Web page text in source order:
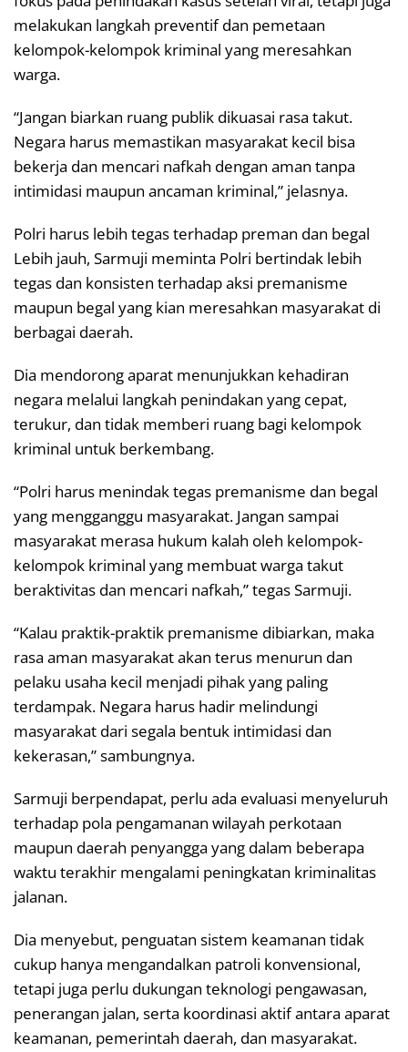
melakukan langkah preventif dan pemetaan
kelompok-kelompok kriminal yang meresahkan
warga.
“Jangan biarkan ruang publik dikuasai rasa takut.
Negara harus memastikan masyarakat kecil bisa
bekerja dan mencari nafkah dengan aman tanpa
intimidasi maupun ancaman kriminal,” jelasnya.
Polri harus lebih tegas terhadap preman dan begal
Lebih jauh, Sarmuji meminta Polri bertindak lebih
tegas dan konsisten terhadap aksi premanisme
maupun begal yang kian meresahkan masyarakat di
berbagai daerah.
Dia mendorong aparat menunjukkan kehadiran
negara melalui langkah penindakan yang cepat,
terukur, dan tidak memberi ruang bagi kelompok
kriminal untuk berkembang.
“Polri harus menindak tegas premanisme dan begal
yang mengganggu masyarakat. Jangan sampai
masyarakat merasa hukum kalah oleh kelompok-
kelompok kriminal yang membuat warga takut
beraktivitas dan mencari nafkah,” tegas Sarmuji.
“Kalau praktik-praktik premanisme dibiarkan, maka
rasa aman masyarakat akan terus menurun dan
pelaku usaha kecil menjadi pihak yang paling
terdampak. Negara harus hadir melindungi
masyarakat dari segala bentuk intimidasi dan
kekerasan,” sambungnya.
Sarmuji berpendapat, perlu ada evaluasi menyeluruh
terhadap pola pengamanan wilayah perkotaan
maupun daerah penyangga yang dalam beberapa
waktu terakhir mengalami peningkatan kriminalitas
jalanan.
Dia menyebut, penguatan sistem keamanan tidak
cukup hanya mengandalkan patroli konvensional,
tetapi juga perlu dukungan teknologi pengawasan,
penerangan jalan, serta koordinasi aktif antara aparat
keamanan, pemerintah daerah, dan masyarakat.